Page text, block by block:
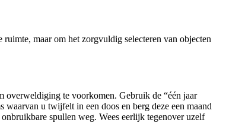
maar om het zorgvuldig selecteren van objecten
overweldiging te voorkomen. Gebruik de “één jaar
waarvan u twijfelt in een doos en berg deze een maand
spullen weg. Wees eerlijk tegenover uzelf